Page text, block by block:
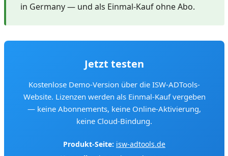
in Germany — und als Einmal-Kauf ohne Abo.
Jetzt testen
Kostenlose Demo-Version über die ISW-ADTools-
Website. Lizenzen werden als Einmal-Kauf vergeben
— keine Abonnements, keine Online-Aktivierung,
keine Cloud-Bindung.
Produkt-Seite: isw-adtools.de